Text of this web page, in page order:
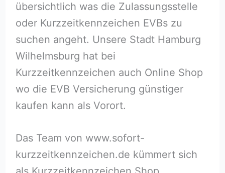
übersichtlich was die Zulassungsstelle
oder Kurzzeitkennzeichen EVBs zu
suchen angeht. Unsere Stadt Hamburg
Wilhelmsburg hat bei
Kurzzeitkennzeichen auch Online Shop
wo die EVB Versicherung günstiger
kaufen kann als Vorort.
Das Team von www.sofort-
kurzzeitkennzeichen.de kümmert sich